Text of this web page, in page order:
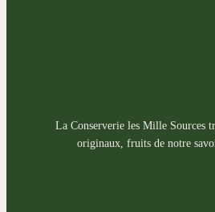
La Conserverie les Mille Sources
originaux, fruits de notre